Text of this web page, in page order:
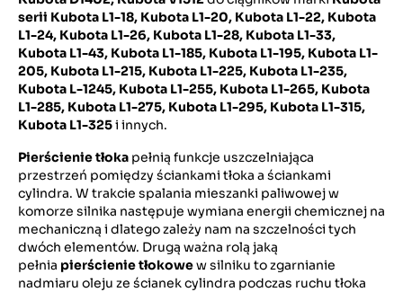
serii Kubota L1-18, Kubota L1-20, Kubota L1-22, Kubota
L1-24, Kubota L1-26, Kubota L1-28, Kubota L1-33,
Kubota L1-43, Kubota L1-185, Kubota L1-195, Kubota L1-
205, Kubota L1-215, Kubota L1-225, Kubota L1-235,
Kubota L-1245, Kubota L1-255, Kubota L1-265, Kubota
L1-285, Kubota L1-275, Kubota L1-295, Kubota L1-315,
Kubota L1-325i innych.
Pierścienie tłoka pełnią funkcje uszczelniająca
przestrzeń pomiędzy ściankami tłoka a ściankami
cylindra. W trakcie spalania mieszanki paliwowej w
komorze silnika następuje wymiana energii chemicznej na
mechaniczną i dlatego zależy nam na szczelności tych
dwóch elementów. Drugą ważna rolą jaką
pełnia pierścienie tłokowew silniku to zgarnianie
nadmiaru oleju ze ścianek cylindra podczas ruchu tłoka